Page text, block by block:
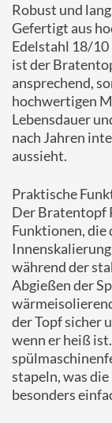
Robust und
Gefertigt aus
Edelstahl 18/10
ist der
ansprechend,
hochwertigen
Lebensdauer
nach Jahren
aussieht.
Praktische
Der Bratentopf
Funktionen, die
während der
Abgießen der
der Topf sicher
wenn er heiß
stapeln, was
besonders